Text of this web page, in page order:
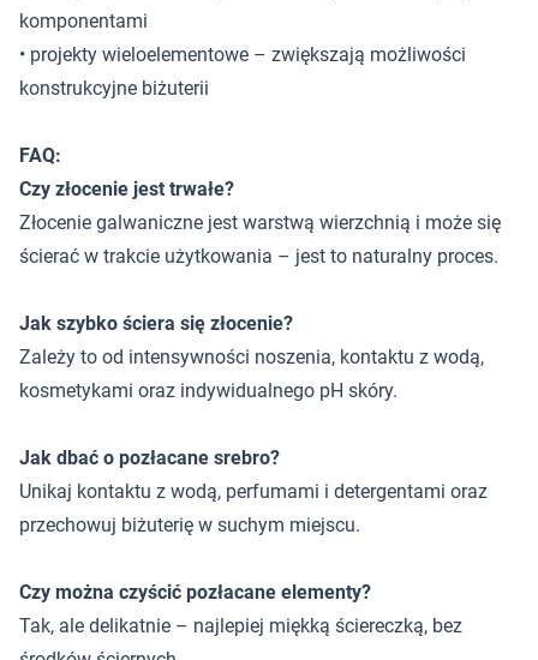
komponentami
• projekty wieloelementowe – zwiększają możliwości
konstrukcyjne biżuterii
FAQ:
Czy złocenie jest trwałe?
Złocenie galwaniczne jest warstwą wierzchnią i może się
ścierać w trakcie użytkowania – jest to naturalny proces.
Jak szybko ściera się złocenie?
Zależy to od intensywności noszenia, kontaktu z wodą,
kosmetykami oraz indywidualnego pH skóry.
Jak dbać o pozłacane srebro?
Unikaj kontaktu z wodą, perfumami i detergentami oraz
przechowuj biżuterię w suchym miejscu.
Czy można czyścić pozłacane elementy?
Tak, ale delikatnie – najlepiej miękką ściereczką, bez